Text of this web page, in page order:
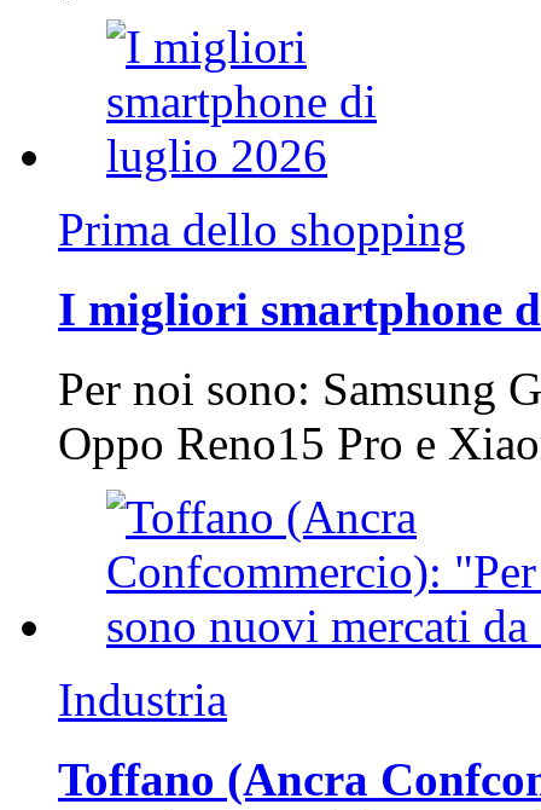
Prima dello shopping
I migliori smartphone
Per noi sono: Samsung
Oppo Reno15 Pro e
Industria
Toffano (Ancra